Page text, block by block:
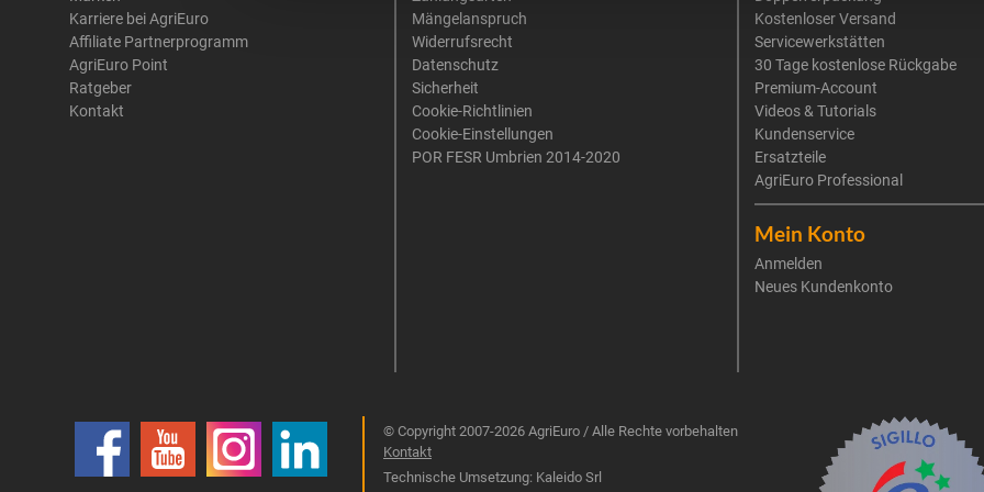
Karriere bei AgriEuro
Affiliate Partnerprogramm
AgriEuro Point
Ratgeber
Kontakt
Mängelanspruch
Widerrufsrecht
Datenschutz
Sicherheit
Cookie-Richtlinien
Cookie-Einstellungen
POR FESR Umbrien 2014-2020
Kostenloser Versand
Servicewerkstätten
30 Tage kostenlose Rückgabe
Premium-Account
Videos & Tutorials
Kundenservice
Ersatzteile
AgriEuro Professional
Mein Konto
Anmelden
Neues Kundenkonto
© Copyright 2007-2026 AgriEuro / Alle Rechte vorbehalten
Kontakt
Technische Umsetzung: Kaleido Srl